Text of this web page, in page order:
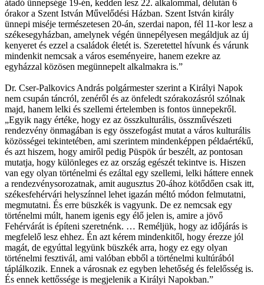
átadó ünnepsége 19-én, kedden lesz 22. alkalommal, délután 6
órakor a Szent István Művelődési Házban. Szent István király
ünnepi miséje természetesen 20-án, szerdai napon, fél 11-kor lesz a
székesegyházban, amelynek végén ünnepélyesen megáldjuk az új
kenyeret és ezzel a családok életét is. Szeretettel hívunk és várunk
mindenkit nemcsak a város eseményeire, hanem ezekre az
egyházzal közösen megünnepelt alkalmakra is.”
Dr. Cser-Palkovics András polgármester szerint a Királyi Napok
nem csupán táncról, zenéről és az önfeledt szórakozásról szólnak
majd, hanem lelki és szellemi értelemben is fontos ünnepekről.
„Egyik nagy értéke, hogy ez az összkulturális, összművészeti
rendezvény önmagában is egy összefogást mutat a város kulturális
közösségei tekintetében, ami szerintem mindenképpen példaértékű,
és azt hiszem, hogy amiről pedig Püspök úr beszélt, az pontosan
mutatja, hogy különleges ez az ország egészét tekintve is. Hiszen
van egy olyan történelmi és ezáltal egy szellemi, lelki háttere ennek
a rendezvénysorozatnak, amit augusztus 20-ához kötődően csak itt,
székesfehérvári helyszínnel lehet igazán méltó módon felmutatni,
megmutatni. És erre büszkék is vagyunk. De ez nemcsak egy
történelmi múlt, hanem igenis egy élő jelen is, amire a jövő
Fehérvárát is építeni szeretnénk. … Reméljük, hogy az időjárás is
megfelelő lesz ehhez. Én azt kérem mindenkitől, hogy érezze jól
magát, de egyúttal legyünk büszkék arra, hogy ez egy olyan
történelmi fesztivál, ami valóban ebből a történelmi kultúrából
táplálkozik. Ennek a városnak ez egyben lehetőség és felelősség is.
És ennek kettőssége is megjelenik a Királyi Napokban.”